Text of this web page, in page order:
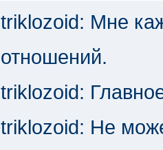
triklozoid: Мне
отношений.
triklozoid:
triklozoid: Не